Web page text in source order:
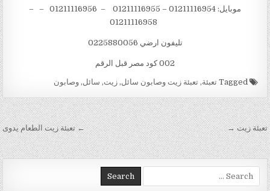
موبايل: 01211116954 – 01211116955 – 01211116956 – –
تليفون ارضي 0225880056
002 كود مصر قبل الرقم
Tagged تعبئة,تعبئة زيت وصابون سائل,زيت, سائل,وصابون
تصفّح المقالات ← تعبئة زيت الطعام يدوى تعبئة زيت →
Search for: